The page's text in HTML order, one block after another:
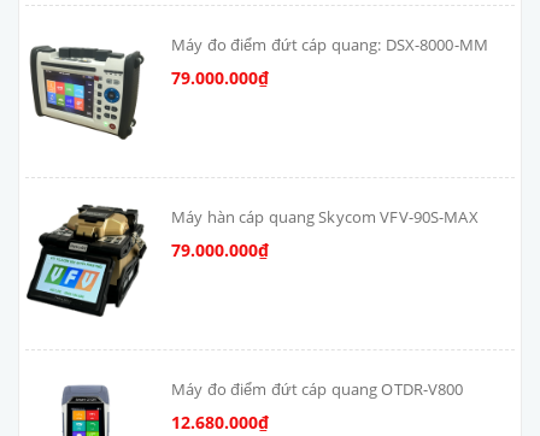
Máy đo điểm đứt cáp quang: DSX-8000-MM
79.000.000₫
Máy hàn cáp quang Skycom VFV-90S-MAX
79.000.000₫
Máy đo điểm đứt cáp quang OTDR-V800
12.680.000₫